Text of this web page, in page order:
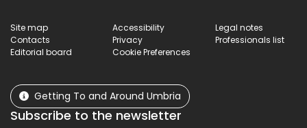
Site map Accessibility
Legal notes
Contacts
Privacy
Professionals list
Editorial board
Cookie Preferences
Getting To and Around Umbria
Subscribe to the newsletter